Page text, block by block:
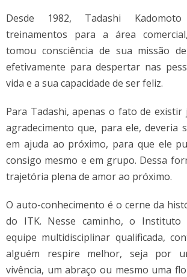
Desde 1982, Tadashi
treinamentos para a área
tomou consciência de sua missão
efetivamente para despertar nas
vida e a sua capacidade de ser feliz.
Para Tadashi, apenas o fato de existir
agradecimento que, para ele, deveria
em ajuda ao próximo, para que ele
consigo mesmo e em grupo. Dessa
trajetória plena de amor ao próximo.
O auto-conhecimento é o cerne da
do ITK. Nesse caminho, o Instituto
equipe multidisciplinar qualificada,
alguém respire melhor, seja por
vivência, um abraço ou mesmo uma